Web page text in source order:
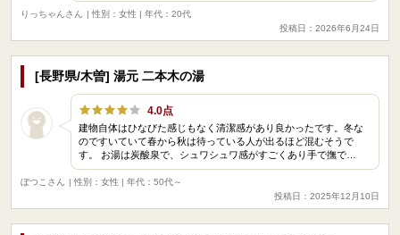
りっちゃんさん
| 性別：女性 | 年代：20代
投稿日：2026年6月24日
[長野県/木曽] 湯元 二本木の湯
4.0点
建物自体はひなびた感じもなく清潔感があり良かったです。冬な
のですいていて春から秋は待っている人が出るほど混むそうで
す。 お湯は炭酸泉で、シュワシュワ感がすごくあり手で撫で…
ぼつこさん
| 性別：女性 | 年代：50代～
投稿日：2025年12月10日